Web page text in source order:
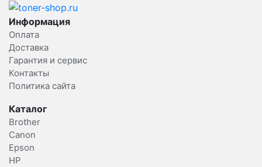
Информация
Оплата
Доставка
Гарантия и сервис
Контакты
Политика сайта
Каталог
Brother
Canon
Epson
HP